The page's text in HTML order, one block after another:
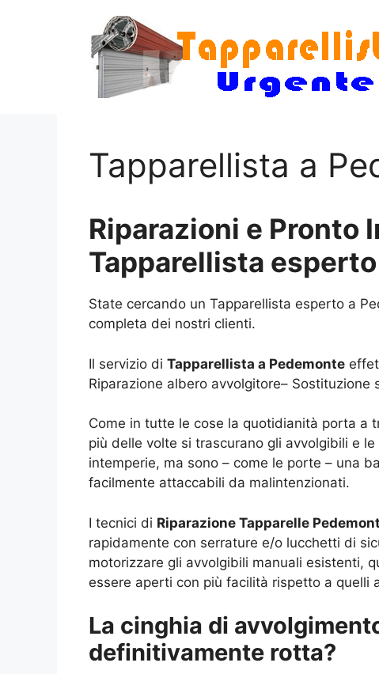
Tapparellista a
Riparazioni e Pronto
Tapparellista
State cercando un Tapparellista esperto a
completa dei nostri clienti.
Il servizio di Tapparellista a Pedemonte
Riparazione albero avvolgitore–
Come in tutte le cose la quotidianità porta a
più delle volte si trascurano gli avvolgibili e
intemperie, ma sono – come le porte – una
facilmente attaccabili da malintenzionati.
I tecnici di Riparazione Tapparelle
rapidamente con serrature e/o lucchetti di
motorizzare gli avvolgibili manuali esistenti,
essere aperti con più facilità rispetto a quelli
La cinghia di
definitivamente rotta?